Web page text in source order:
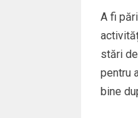
A fi
stări
pentru
bine